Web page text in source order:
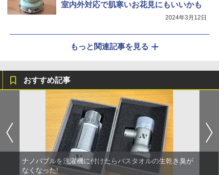
室内外対応で肌寒いお花見にもいいかも
2024年3月12日
もっと関連記事を見る
おすすめ記事
ナノバブルを洗濯機に付けたらバスタオルの生乾き臭が
なくなった!